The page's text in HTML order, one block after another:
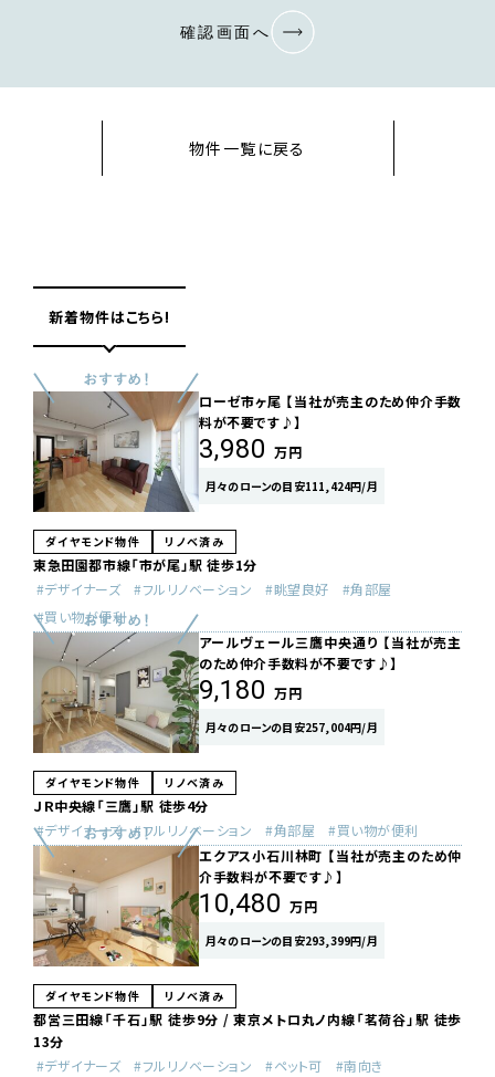
確認画面へ
物件一覧に戻る
新着物件はこちら!
ローゼ市ヶ尾 【当社が売主のため仲介手数
料が不要です♪】
3,980 万円
月々のローンの目安111,424円/月
ダイヤモンド物件 リノベ済み
東急田園都市線「市が尾」駅 徒歩1分
デザイナーズ
フルリノベーション 眺望良好
角部屋
買い物が便利
アールヴェール三鷹中央通り 【当社が売主
のため仲介手数料が不要です♪】
9,180 万円
月々のローンの目安257,004円/月
ダイヤモンド物件 リノベ済み
ＪＲ中央線「三鷹」駅 徒歩4分
デザイナーズ
フルリノベーション 角部屋
買い物が便利
エクアス小石川林町 【当社が売主のため仲
介手数料が不要です♪】
10,480 万円
月々のローンの目安293,399円/月
ダイヤモンド物件 リノベ済み
都営三田線「千石」駅 徒歩9分 / 東京メトロ丸ノ内線「茗荷谷」駅 徒歩
13分
デザイナーズ
フルリノベーション ペット可
南向き